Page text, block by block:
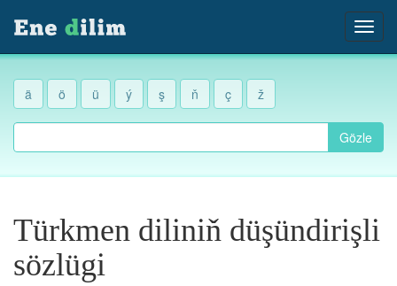
ä ö ü ý ş ň ç ž
Gözle
Türkmen diliniň düşündirişli
sözlügi